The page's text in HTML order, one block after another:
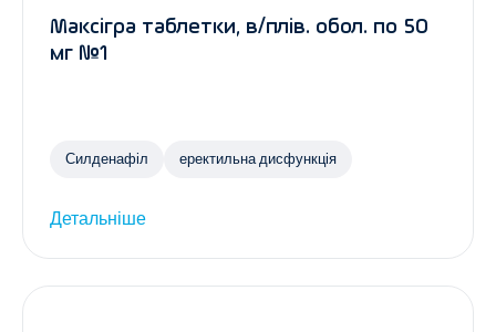
Максігра таблетки, в/плів. обол. по 50
мг №1
Силденафіл еректильна дисфункція
Детальніше